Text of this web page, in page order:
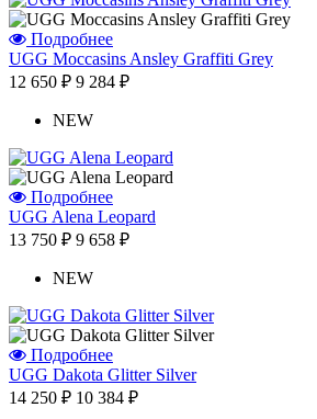
Подробнее
UGG Moccasins Ansley Graffiti Grey
12 650 ₽ 9 284 ₽
NEW
Подробнее
UGG Alena Leopard
13 750 ₽ 9 658 ₽
NEW
Подробнее
UGG Dakota Glitter Silver
14 250 ₽ 10 384 ₽